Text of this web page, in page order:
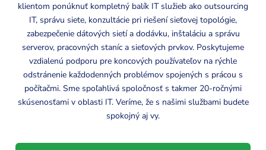
klientom ponúknuť kompletný balík IT služieb ako outsourcing
IT, správu siete, konzultácie pri riešení sieťovej topológie,
zabezpečenie dátových sietí a dodávku, inštaláciu a správu
serverov, pracovných staníc a sieťových prvkov. Poskytujeme
vzdialenú podporu pre koncových používateľov na rýchle
odstránenie každodenných problémov spojených s prácou s
počítačmi. Sme spoľahlivá spoločnosť s takmer 20-ročnými
skúsenosťami v oblasti IT. Veríme, že s našimi službami budete
spokojný aj vy.